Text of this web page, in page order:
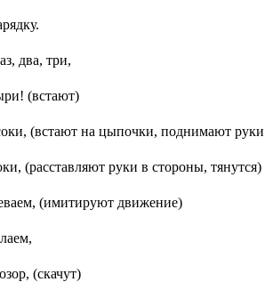
два, три,
(встают)
(встают на цыпочки, поднимают руки
(расставляют руки в стороны, тянутся)
(имитируют движение)
(скачут)